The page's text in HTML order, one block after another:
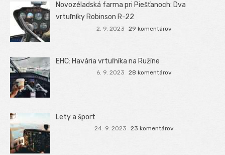
Novozéladská farma pri Piešťanoch: Dva
vrtuľníky Robinson R-22
2. 9. 2023 29 komentárov
EHC: Havária vrtuľníka na Ružíne
6. 9. 2023 28 komentárov
Lety a šport
24. 9. 2023 23 komentárov